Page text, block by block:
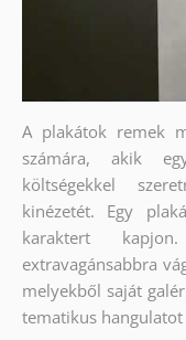
A plakátok remek
számára, akik
költségekkel
kinézetét. Egy
karaktert
extravagánsabbra
melyekből saját
tematikus hangulatot